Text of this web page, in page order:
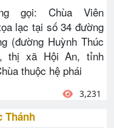
gọi: Chùa Viên
lạc tại số 34 đường
(đường Huỳnh Thúc
thị xã Hội An, tỉnh
thuộc hệ phái
3,231
Thánh